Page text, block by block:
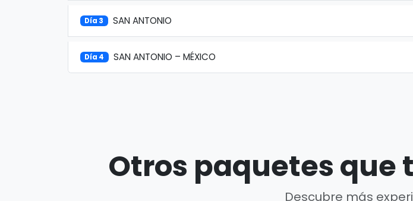
Día 3 SAN ANTONIO
Día 4 SAN ANTONIO – MÉXICO
Otros paquetes que
Descubre más